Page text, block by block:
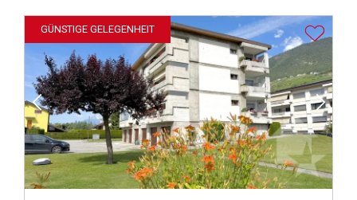
GÜNSTIGE GELEGENHEIT